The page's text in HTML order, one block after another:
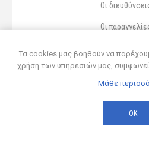
Οι
Οι
© 2026
Τα cookies μας βοηθούν να
χρήση των υπηρεσιών μας,
Μάθε
ΟΚ